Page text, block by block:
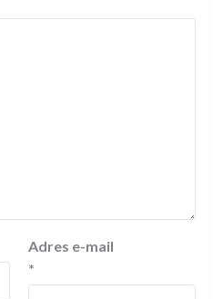
Adres e-mail
*